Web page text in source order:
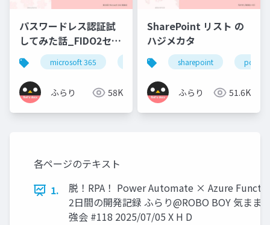
パスワードレス認証試
してみた話_FIDO2セキ
ュリティキーでパスワ
ードレス認証
microsoft 365 microsoft entra azure ad
ふらり 58K
SharePoint リスト の
ハジメカタ
sharepoint power
ふらり 51.6K
各ページのテキスト
1.
脱！RPA！ Power Automate × Azure
2日間の開発記録 ふらり@ROBO BOY 気まま
強会 #118 2025/07/05 X H D